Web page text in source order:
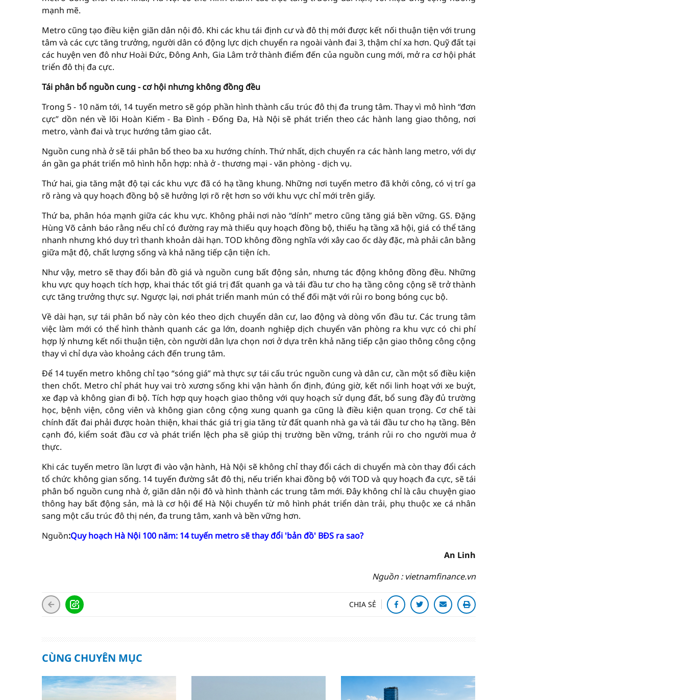
mạnh mẽ.
Metro cũng tạo điều kiện giãn dân nội đô. Khi các khu tái định cư và đô thị mới được kết nối thuận tiện với trung
tâm và các cực tăng trưởng, người dân có động lực dịch chuyển ra ngoài vành đai 3, thậm chí xa hơn. Quỹ đất tại
các huyện ven đô như Hoài Đức, Đông Anh, Gia Lâm trở thành điểm đến của nguồn cung mới, mở ra cơ hội phát
triển đô thị đa cực.
Tái phân bổ nguồn cung - cơ hội nhưng không đồng đều
Trong 5 - 10 năm tới, 14 tuyến metro sẽ góp phần hình thành cấu trúc đô thị đa trung tâm. Thay vì mô hình “đơn
cực” dồn nén về lõi Hoàn Kiếm - Ba Đình - Đống Đa, Hà Nội sẽ phát triển theo các hành lang giao thông, nơi
metro, vành đai và trục hướng tâm giao cắt.
Nguồn cung nhà ở sẽ tái phân bổ theo ba xu hướng chính. Thứ nhất, dịch chuyển ra các hành lang metro, với dự
án gần ga phát triển mô hình hỗn hợp: nhà ở - thương mại - văn phòng - dịch vụ.
Thứ hai, gia tăng mật độ tại các khu vực đã có hạ tầng khung. Những nơi tuyến metro đã khởi công, có vị trí ga
rõ ràng và quy hoạch đồng bộ sẽ hưởng lợi rõ rệt hơn so với khu vực chỉ mới trên giấy.
Thứ ba, phân hóa mạnh giữa các khu vực. Không phải nơi nào “dính” metro cũng tăng giá bền vững. GS. Đặng
Hùng Võ cảnh báo rằng nếu chỉ có đường ray mà thiếu quy hoạch đồng bộ, thiếu hạ tầng xã hội, giá có thể tăng
nhanh nhưng khó duy trì thanh khoản dài hạn. TOD không đồng nghĩa với xây cao ốc dày đặc, mà phải cân bằng
giữa mật độ, chất lượng sống và khả năng tiếp cận tiện ích.
Như vậy, metro sẽ thay đổi bản đồ giá và nguồn cung bất động sản, nhưng tác động không đồng đều. Những
khu vực quy hoạch tích hợp, khai thác tốt giá trị đất quanh ga và tái đầu tư cho hạ tầng công cộng sẽ trở thành
cực tăng trưởng thực sự. Ngược lại, nơi phát triển manh mún có thể đối mặt với rủi ro bong bóng cục bộ.
Về dài hạn, sự tái phân bổ này còn kéo theo dịch chuyển dân cư, lao động và dòng vốn đầu tư. Các trung tâm
việc làm mới có thể hình thành quanh các ga lớn, doanh nghiệp dịch chuyển văn phòng ra khu vực có chi phí
hợp lý nhưng kết nối thuận tiện, còn người dân lựa chọn nơi ở dựa trên khả năng tiếp cận giao thông công cộng
thay vì chỉ dựa vào khoảng cách đến trung tâm.
Để 14 tuyến metro không chỉ tạo “sóng giá” mà thực sự tái cấu trúc nguồn cung và dân cư, cần một số điều kiện
then chốt. Metro chỉ phát huy vai trò xương sống khi vận hành ổn định, đúng giờ, kết nối linh hoạt với xe buýt,
xe đạp và không gian đi bộ. Tích hợp quy hoạch giao thông với quy hoạch sử dụng đất, bổ sung đầy đủ trường
học, bệnh viện, công viên và không gian công cộng xung quanh ga cũng là điều kiện quan trọng. Cơ chế tài
chính đất đai phải được hoàn thiện, khai thác giá trị gia tăng từ đất quanh nhà ga và tái đầu tư cho hạ tầng. Bên
cạnh đó, kiểm soát đầu cơ và phát triển lệch pha sẽ giúp thị trường bền vững, tránh rủi ro cho người mua ở
thực.
Khi các tuyến metro lần lượt đi vào vận hành, Hà Nội sẽ không chỉ thay đổi cách di chuyển mà còn thay đổi cách
tổ chức không gian sống. 14 tuyến đường sắt đô thị, nếu triển khai đồng bộ với TOD và quy hoạch đa cực, sẽ tái
phân bổ nguồn cung nhà ở, giãn dân nội đô và hình thành các trung tâm mới. Đây không chỉ là câu chuyện giao
thông hay bất động sản, mà là cơ hội để Hà Nội chuyển từ mô hình phát triển dàn trải, phụ thuộc xe cá nhân
sang một cấu trúc đô thị nén, đa trung tâm, xanh và bền vững hơn.
Nguồn:Quy hoạch Hà Nội 100 năm: 14 tuyến metro sẽ thay đổi 'bản đồ' BĐS ra sao?
An Linh
Nguồn : vietnamfinance.vn
CHIA SẺ
CÙNG CHUYÊN MỤC